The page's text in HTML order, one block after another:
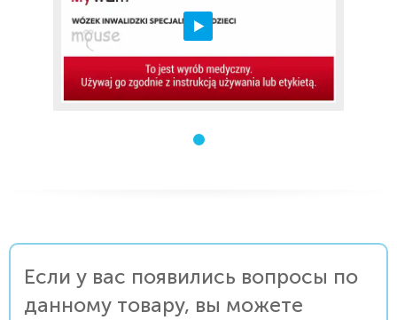
Если у вас появились вопросы по
данному товару, вы можете